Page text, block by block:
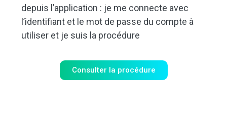
depuis l’application : je me connecte avec
l’identifiant et le mot de passe du compte à
utiliser et je suis la procédure
Consulter la procédure